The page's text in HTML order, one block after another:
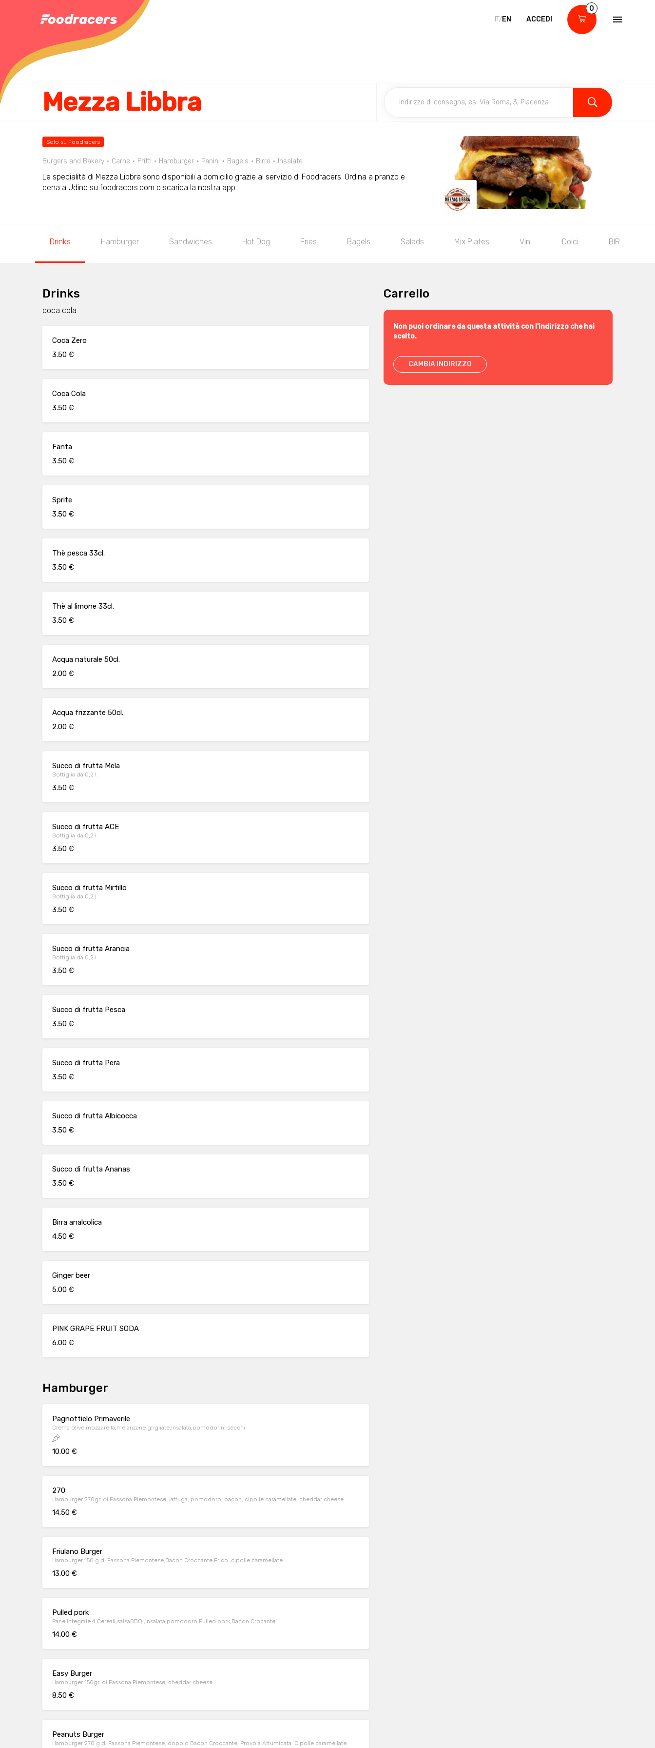
IT/EN ACCEDI
0
Mezza Libbra
Solo su Foodracers
Burgers and Bakery Carne Fritti Hamburger Panini Bagels Birre Insalate
Le specialità di Mezza Libbra sono disponibili a domicilio grazie al servizio di Foodracers. Ordina a pranzo e
cena a Udine su foodracers.com o scarica la nostra app
Drinks Hamburger Sandwiches Hot Dog Fries Bagels Salads Mix Plates Vini Dolci BIRRE
Drinks
coca cola
Coca Zero
3.50 €
Coca Cola
3.50 €
Fanta
3.50 €
Sprite
3.50 €
Thè pesca 33cl.
3.50 €
Thè al limone 33cl.
3.50 €
Acqua naturale 50cl.
2.00 €
Acqua frizzante 50cl.
2.00 €
Succo di frutta Mela
Bottiglia da 0,2 l.
3.50 €
Succo di frutta ACE
Bottiglia da 0,2 l.
3.50 €
Succo di frutta Mirtillo
Bottiglia da 0,2 l.
3.50 €
Succo di frutta Arancia
Bottiglia da 0,2 l.
3.50 €
Succo di frutta Pesca
3.50 €
Succo di frutta Pera
3.50 €
Succo di frutta Albicocca
3.50 €
Succo di frutta Ananas
3.50 €
Birra analcolica
4.50 €
Ginger beer
5.00 €
PINK GRAPE FRUIT SODA
6.00 €
Hamburger
Pagnottielo Primaverile
Crema olive,mozzarella,melanzane grigliate,insalata,pomodorini secchi
10.00 €
270
Hamburger 270gr. di Fassona Piemontese, lattuga, pomodoro, bacon, cipolle caramellate, cheddar cheese
14.50 €
Friulano Burger
Hamburger 150 g di Fassona Piemontese,Bacon Croccante,Frico ,cipolle caramellate.
13.00 €
Pulled pork
Pane integrale 4 Cereali,salsaBBQ ,insalata,pomodoro,Pulled pork,Bacon Crocante.
14.00 €
Easy Burger
Hamburger 150gr. di Fassona Piemontese, cheddar cheese
8.50 €
Peanuts Burger
Hamburger 270 g di Fassona Piemontese, doppio Bacon Croccante, Provola Affumicata, Cipolle caramellate,
Carrello
Non puoi ordinare da questa attività con l'indirizzo che hai
scelto.
CAMBIA INDIRIZZO